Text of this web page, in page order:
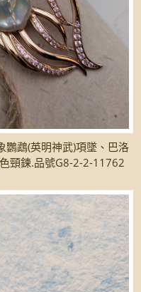
鸚鵡(英明神武)項墜、巴洛
頸鍊.品號G8-2-2-11762